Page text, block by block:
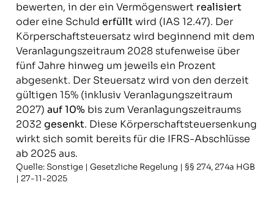
bewerten, in der ein Vermögenswert realisiert
oder eine Schuld erfülltwird (IAS 12.47). Der
Körperschaftsteuersatz wird beginnend mit dem
Veranlagungszeitraum 2028 stufenweise über
fünf Jahre hinweg um jeweils ein Prozent
abgesenkt. Der Steuersatz wird von den derzeit
gültigen 15% (inklusiv Veranlagungszeitraum
2027) auf 10% bis zum Veranlagungszeitraums
2032 gesenkt. Diese Körperschaftsteuersenkung
wirkt sich somit bereits für die IFRS-Abschlüsse
ab 2025 aus.
Quelle: Sonstige | Gesetzliche Regelung | §§ 274, 274a HGB
| 27-11-2025